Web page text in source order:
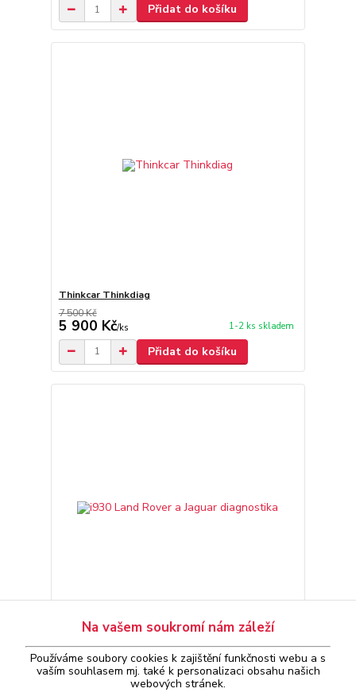
Přidat do košíku
Thinkcar Thinkdiag
7 500 Kč
5 900 Kč/ks 1-2 ks skladem
Přidat do košíku
i930 Land Rover a Jaguar diagnostika
4 590 Kč/ks skladem do týdne
Přidat do košíku
Na vašem soukromí nám záleží
Používáme soubory cookies k zajištění funkčnosti webu a s
vaším souhlasem mj. také k personalizaci obsahu našich
webových stránek.